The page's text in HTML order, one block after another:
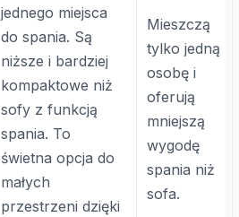
jednego miejsca
do spania. Są
niższe i bardziej
kompaktowe niż
sofy z funkcją
spania. To
świetna opcja do
małych
przestrzeni dzięki
Mieszczą
tylko jedną
osobę i
oferują
mniejszą
wygodę
spania niż
sofa.